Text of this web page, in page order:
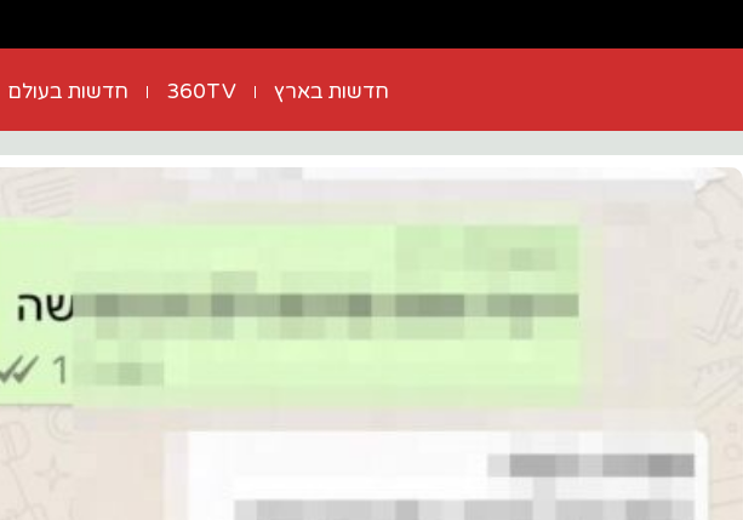
חדשות בארץ 360TV חדשות בעולם